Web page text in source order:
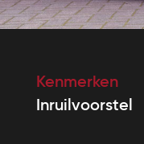
Kenmerken
Inruilvoorstel